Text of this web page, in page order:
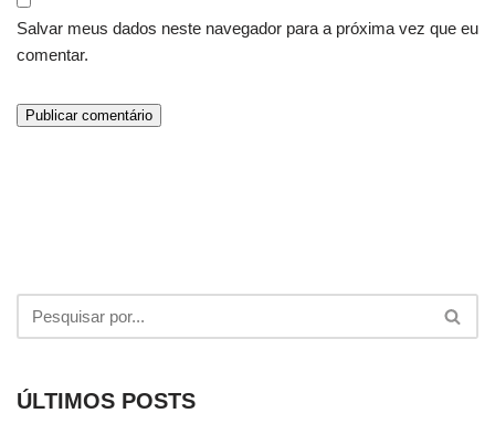
Salvar meus dados neste navegador para a próxima vez que eu
comentar.
ÚLTIMOS POSTS